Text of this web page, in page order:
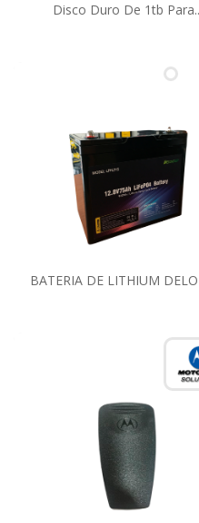
Disco Duro De 1tb
BATERIA DE LITHIUM